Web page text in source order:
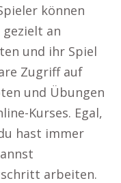
können
an
und ihr Spiel
Zugriff auf
und Übungen
Kurses. Egal,
hast immer
arbeiten.